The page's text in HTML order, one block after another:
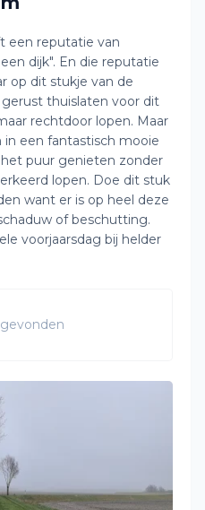
een reputatie van
dijk". En die reputatie
op dit stukje van de
thuislaten voor dit
rechtdoor lopen. Maar
een fantastisch mooie
puur genieten zonder
lopen. Doe dit stuk
want er is op heel deze
of beschutting.
voorjaarsdag bij helder